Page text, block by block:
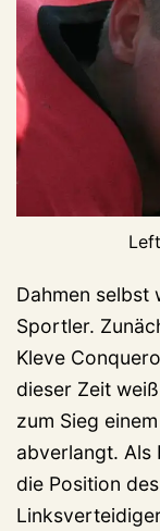
Dahmen selbst
Sportler.
Kleve
dieser Zeit
zum Sieg
abverlangt. Als
die Position